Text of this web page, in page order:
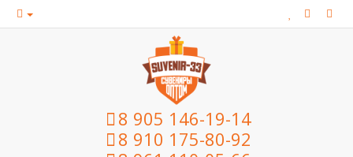
8 905 146-19-14
8 910 175-80-92